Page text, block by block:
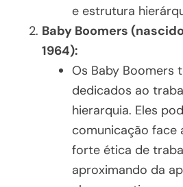
e estrutura
Baby Boomers
1964):
Os Baby Boomers
dedicados ao
hierarquia. Eles
comunicação face
forte ética de
aproximando da